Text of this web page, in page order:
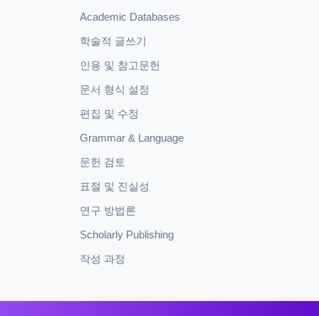
Academic Databases
학술적 글쓰기
인용 및 참고문헌
문서 형식 설정
편집 및 수정
Grammar & Language
문헌 검토
표절 및 진실성
연구 방법론
Scholarly Publishing
작성 과정